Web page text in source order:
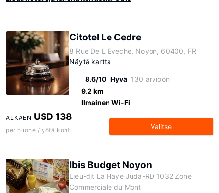
Citotel Le Cedre
8 Rue De L Eveche, Noyon, 60400, FR
Näytä kartta
8.6/10 Hyvä 130 arvioon
9.2 km
Ilmainen Wi-Fi
ALKAEN USD 138
per huone / yötä kohti Valitse
Ibis Budget Noyon
Lieu-dit La Haye Juda-RD 1032 Zone
Commerciale du Mont